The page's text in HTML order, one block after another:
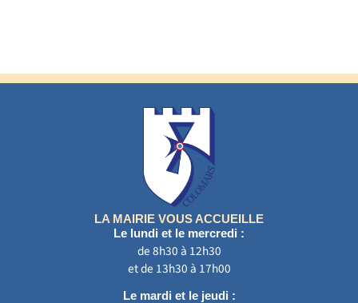
LA MAIRIE VOUS ACCUEILLE
Le lundi et le mercredi :
de 8h30 à 12h30
et de 13h30 à 17h00
Le mardi et le jeudi :